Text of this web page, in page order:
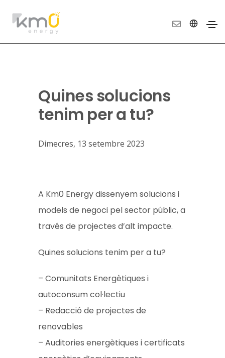
Quines solucions
tenim per a tu?
Dimecres, 13 setembre 2023
A Km0 Energy dissenyem solucions i
models de negoci pel sector públic, a
través de projectes d’alt impacte.
Quines solucions tenim per a tu?
– Comunitats Energètiques i
autoconsum col·lectiu
– Redacció de projectes de
renovables
– Auditories energètiques i certificats